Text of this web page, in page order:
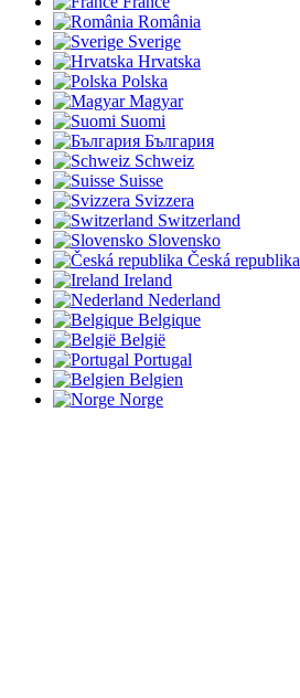
România
Sverige
Hrvatska
Polska
Magyar
Suomi
България
Schweiz
Suisse
Svizzera
Switzerland
Slovensko
Česká republika
Ireland
Nederland
Belgique
België
Portugal
Belgien
Norge